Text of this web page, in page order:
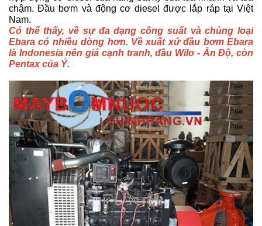
chậm. Đầu bơm và động cơ diesel được lắp ráp tại Việt
Nam.
Có thể thấy, về sự đa dạng công suất và chủng loại
Ebara có nhiều dòng hơn. Về xuất xứ đầu bơm Ebara
là Indonesia nên giá cạnh tranh, đầu Wilo - Ấn Độ, còn
Pentax của Ý.